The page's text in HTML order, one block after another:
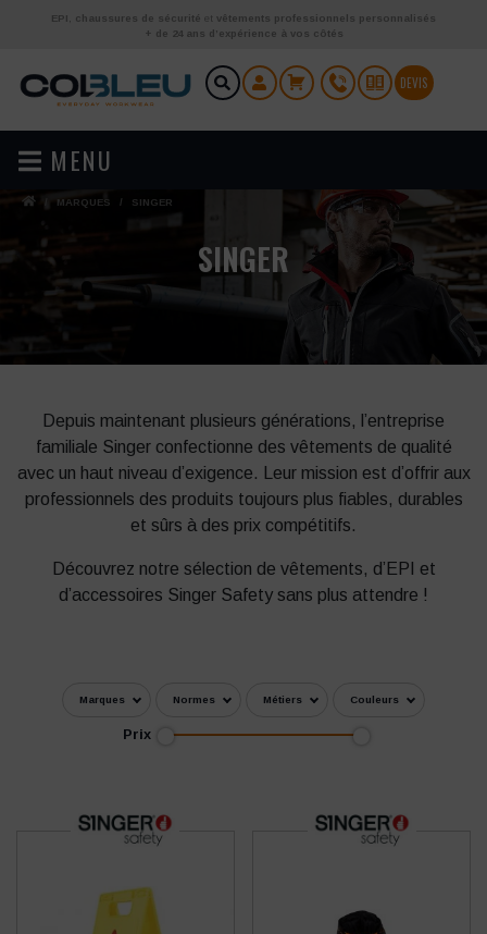
Aller au contenu
EPI chaussures de sécurité et vêtements professionnels personnalisés
+ de 24 ans d’expérience à vos côtés
DEVIS
MENU
MARQUES / SINGER
SINGER
Depuis maintenant plusieurs générations, l’entreprise
familiale Singer confectionne des vêtements de qualité
avec un haut niveau d’exigence. Leur mission est d’offrir aux
professionnels des produits toujours plus fiables, durables
et sûrs à des prix compétitifs.
Découvrez notre sélection de vêtements, d’EPI et
d’accessoires Singer Safety sans plus attendre !
Marques Normes Métiers Couleurs
Prix